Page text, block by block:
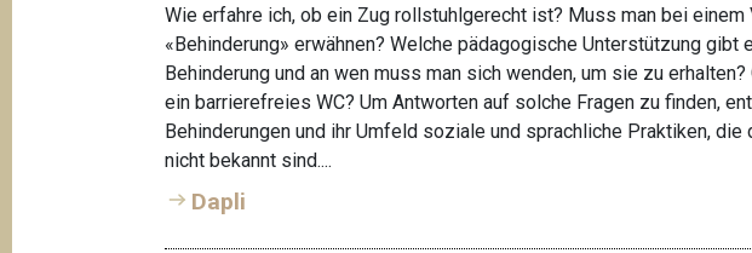
Wie erfahre ich, ob ein Zug rollstuhlgerecht ist? Muss man bei
«Behinderung» erwähnen? Welche pädagogische Unterstützung gibt
Behinderung und an wen muss man sich wenden, um sie zu
ein barrierefreies WC? Um Antworten auf solche Fragen zu finden,
Behinderungen und ihr Umfeld soziale und sprachliche Praktiken,
nicht bekannt sind....
Dapli